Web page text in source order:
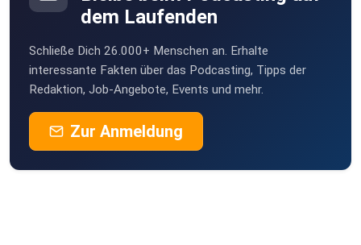
dem Laufenden
Schließe Dich 26.000+ Menschen an. Erhalte
interessante Fakten über das Podcasting, Tipps der
Redaktion, Job-Angebote, Events und mehr.
Zur Anmeldung